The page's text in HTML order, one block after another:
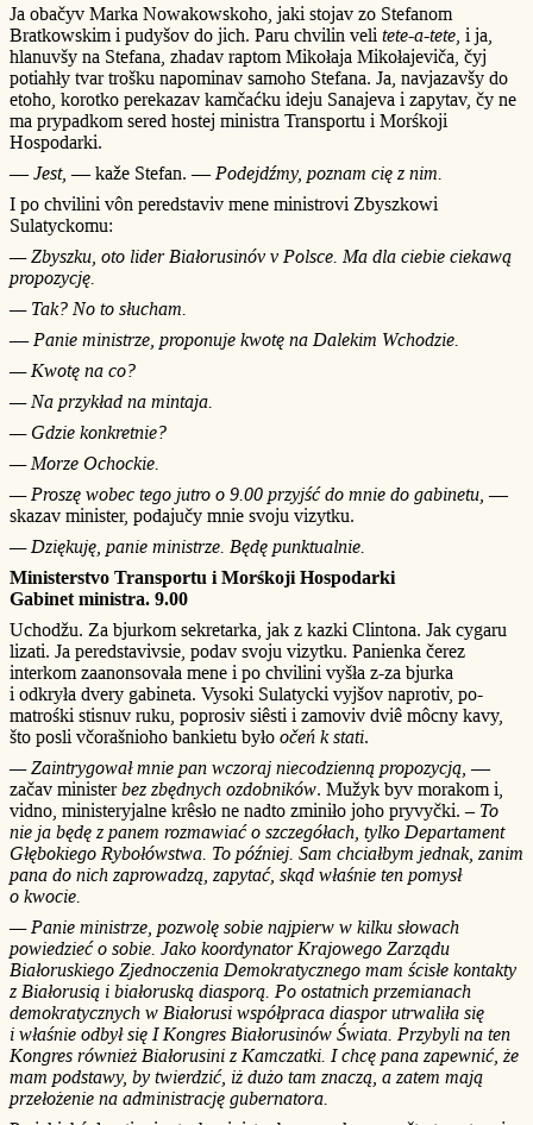
Ja obačyv Marka Nowakowskoho, jaki stojav zo Stefanom
Bratkowskim i pudyšov do jich. Paru chvilin veli tete-a-tete , i ja,
hlanuvšy na Stefana, zhadav raptom Mikołaja Mikołajeviča, čyj
potiahły tvar trošku napominav samoho Stefana. Ja, navjazavšy do
etoho, korotko perekazav kamčaćku ideju Sanajeva i zapytav, čy ne
ma prypadkom sered hostej ministra Transportu i Morśkoji
Hospodarki.
—Jest, — kaže Stefan. — Podejdźmy, poznam cię z nim.
I po chvilini vôn peredstaviv mene ministrovi Zbyszkowi
Sulatyckomu:
— Zbyszku, oto lider Białorusinóv v Polsce. Ma dla ciebie ciekawą
propozycję.
— Tak? No to słucham.
—Panie ministrze, proponuje kwotę na Dalekim Wchodzie.
— Kwotę na co?
— Na przykład na mintaja.
— Gdzie konkretnie?
— Morze Ochockie.
— Proszę wobec tego jutro o 9.00 przyjść do mnie do gabinetu, —
skazav minister, podajučy mnie svoju vizytku.
— Dziękuję, panie ministrze. Będę punktualnie.
Ministerstvo Transportu i Morśkoji Hospodarki
Gabinet ministra. 9.00
Uchodžu. Za bjurkom sekretarka, jak z kazki Clintona. Jak cygaru
lizati. Ja peredstavivsie, podav svoju vizytku. Panienka čerez
interkom zaanonsovała mene i po chvilini vyšła z-za bjurka
i odkryła dvery gabineta. Vysoki Sulatycki vyjšov naprotiv, po-
matrośki stisnuv ruku, poprosiv siêsti i zamoviv dviê môcny kavy,
što posli včorašnioho bankietu było očeń k stati.
— Zaintrygował mnie pan wczoraj niecodzienną propozycją, —
začav ministerbez zbędnych ozdobników. Mužyk byv morakom i,
vidno, ministeryjalne krêsło ne nadto zminiło joho pryvyčki. – To
nie ja będę z panem rozmawiać o szczegółach, tylko Departament
Głębokiego Rybołówstwa. To później. Sam chciałbym jednak, zanim
pana do nich zaprowadzą, zapytać, skąd właśnie ten pomysł
o kwocie.
— Panie ministrze, pozwolę sobie najpierw w kilku słowach
powiedzieć o sobie. Jako koordynator Krajowego Zarządu
Białoruskiego Zjednoczenia Demokratycznego mam ścisłe kontakty
z Białorusią i białoruską diasporą. Po ostatnich przemianach
demokratycznych w Białorusi współpraca diaspor utrwaliła się
i właśnie odbył się I Kongres Białorusinów Świata. Przybyli na ten
Kongres również Białorusini z Kamczatki. I chcę pana zapewnić, że
mam podstawy, by twierdzić, iż dużo tam znaczą, a zatem mają
przełożenie na administrację gubernatora.